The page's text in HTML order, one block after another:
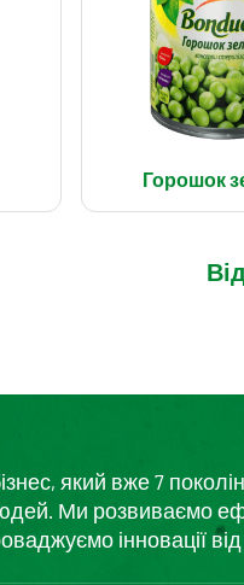
Горошок
який вже 7
Ми розвиваємо
інновації